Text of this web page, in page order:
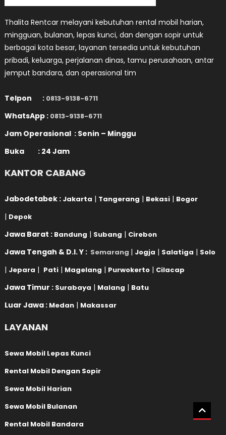
Thalita Rentcar melayani kebutuhan rental mobil harian,
mingguan, bulanan, lepas kunci, dan dengan sopir untuk
berbagai kota besar, layanan tersedia untuk kebutuhan
pribadi, keluarga, perjalanan dinas, tamu perusahaan, antar
jemput bandara, dan operasional tim
Telpon : 0813-9138-6711
WhatsApp : 0813-9138-6711
Jam Operasional : Senin – Minggu
Buka : 24 Jam
KANTOR CABANG
Jabodetabek : Jakarta | Tangerang | Bekasi | Bogor
| Depok
Jawa Barat : Bandung | Subang | Cirebon
Jawa Tengah & D.I. Y : Semarang | Jogja | Salatiga | Solo
| Jepara | Pati | Magelang | Purwokerto | Cilacap
Jawa Timur : Surabaya | Malang | Batu
Luar Jawa : Medan | Makassar
LAYANAN
Sewa Mobil Lepas Kunci
Rental Mobil Dengan Sopir
Sewa Mobil Harian
Sewa Mobil Bulanan
Rental Mobil Bandara